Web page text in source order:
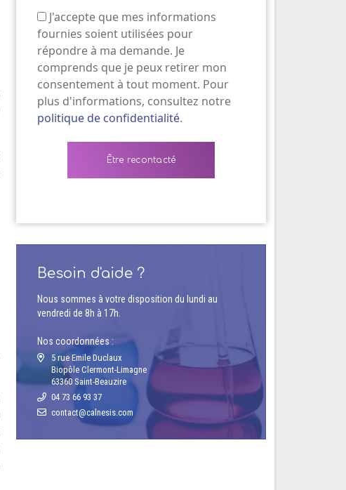
(Nécessaire)
J'accepte que mes informations
fournies soient utilisées pour
répondre à ma demande. Je
comprends que je peux retirer mon
consentement à tout moment. Pour
plus d'informations, consultez notre
politique de confidentialité.
Besoin d'aide ?
Nous sommes à votre disposition du lundi au
vendredi de 8h à 17h.
Nos coordonnées :
5 rue Emile Duclaux
Biopôle Clermont-Limagne
63360 Saint-Beauzire
04 73 66 93 37